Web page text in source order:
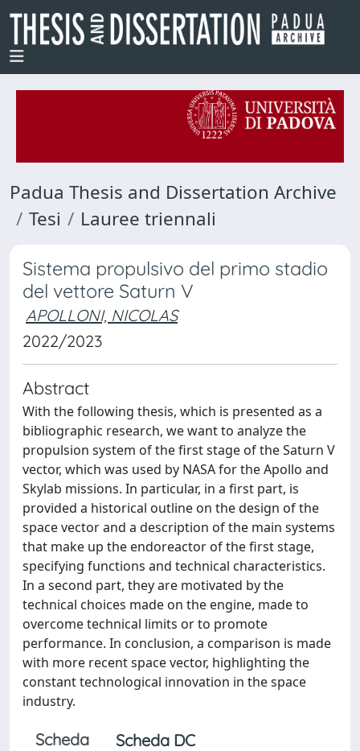
Padua Thesis and Dissertation Archive
Tesi
Lauree triennali
Sistema propulsivo del primo stadio
del vettore Saturn V
APOLLONI, NICOLAS
2022/2023
Abstract
With the following thesis, which is presented as a
bibliographic research, we want to analyze the
propulsion system of the first stage of the Saturn V
vector, which was used by NASA for the Apollo and
Skylab missions. In particular, in a first part, is
provided a historical outline on the design of the
space vector and a description of the main systems
that make up the endoreactor of the first stage,
specifying functions and technical characteristics.
In a second part, they are motivated by the
technical choices made on the engine, made to
overcome technical limits or to promote
performance. In conclusion, a comparison is made
with more recent space vector, highlighting the
constant technological innovation in the space
industry.
Scheda Scheda DC